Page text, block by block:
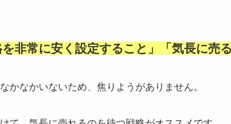
を非常に安く設定すること」「気長に売る
かなかいないため、焦りようがありません。